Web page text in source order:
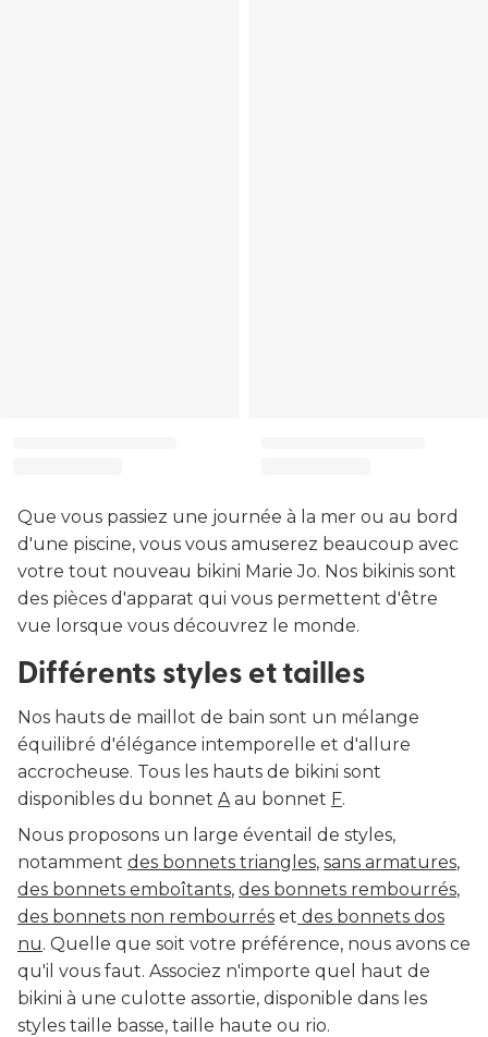
Que vous passiez une journée à la mer ou au bord
d'une piscine, vous vous amuserez beaucoup avec
votre tout nouveau bikini Marie Jo. Nos bikinis sont
des pièces d'apparat qui vous permettent d'être
vue lorsque vous découvrez le monde.
Différents styles et tailles
Nos hauts de maillot de bain sont un mélange
équilibré d'élégance intemporelle et d'allure
accrocheuse. Tous les hauts de bikini sont
disponibles du bonnet Aau bonnet F.
Nous proposons un large éventail de styles,
notamment des bonnets triangles, sans armatures,
des bonnets emboîtants, des bonnets rembourrés,
des bonnets non rembourrés et des bonnets dos
nu. Quelle que soit votre préférence, nous avons ce
qu'il vous faut. Associez n'importe quel haut de
bikini à une culotte assortie, disponible dans les
styles taille basse, taille haute ou rio.